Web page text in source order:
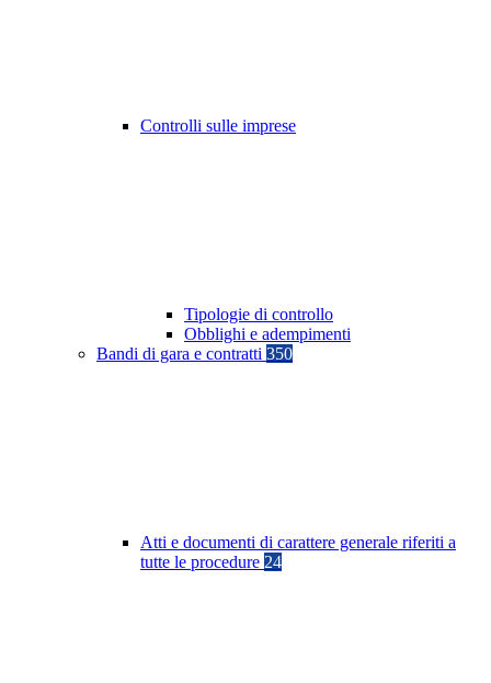
Controlli sulle imprese
Tipologie di controllo
Obblighi e adempimenti
Bandi di gara e contratti 350
Atti e documenti di carattere generale riferiti a
tutte le procedure 24